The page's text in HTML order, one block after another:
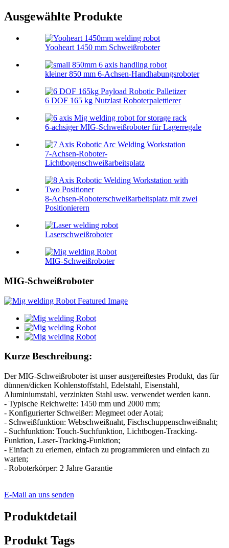
Ausgewählte Produkte
Yooheart 1450 mm Schweißroboter
kleiner 850 mm 6-Achsen-Handhabungsroboter
6 DOF 165 kg Nutzlast Roboterpalettierer
6-achsiger MIG-Schweißroboter für Lagerregale
7-Achsen-Roboter-
Lichtbogenschweißarbeitsplatz
8-Achsen-Roboterschweißarbeitsplatz mit zwei
Positionierern
Laserschweißroboter
MIG-Schweißroboter
MIG-Schweißroboter
Kurze Beschreibung:
Der MIG-Schweißroboter ist unser ausgereiftestes Produkt, das für
dünnen/dicken Kohlenstoffstahl, Edelstahl, Eisenstahl,
Aluminiumstahl, verzinkten Stahl usw. verwendet werden kann.
- Typische Reichweite: 1450 mm und 2000 mm;
- Konfigurierter Schweißer: Megmeet oder Aotai;
- Schweißfunktion: Webschweißnaht, Fischschuppenschweißnaht;
- Suchfunktion: Touch-Suchfunktion, Lichtbogen-Tracking-
Funktion, Laser-Tracking-Funktion;
- Einfach zu erlernen, einfach zu programmieren und einfach zu
warten;
- Roboterkörper: 2 Jahre Garantie
E-Mail an uns senden
Produktdetail
Produkt Tags